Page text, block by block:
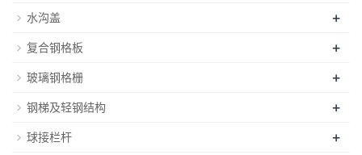
水沟盖 +
复合钢格板 +
玻璃钢格栅 +
钢梯及轻钢结构 +
球接栏杆 +